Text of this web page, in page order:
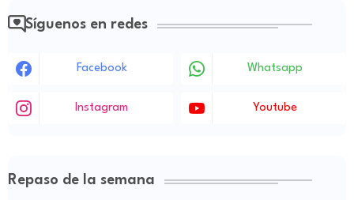
Síguenos en redes
Facebook Whatsapp
Instagram Youtube
Repaso de la semana